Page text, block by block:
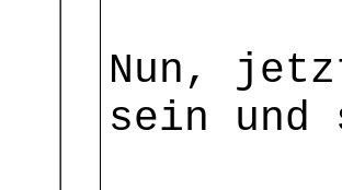
Nun,
sein und